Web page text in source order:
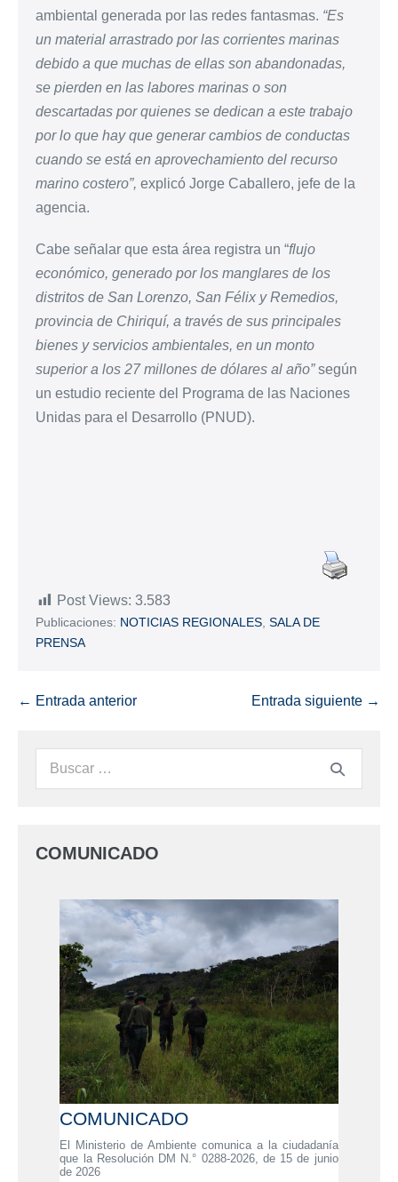
ambiental generada por las redes fantasmas. “Es
un material arrastrado por las corrientes marinas
debido a que muchas de ellas son abandonadas,
se pierden en las labores marinas o son
descartadas por quienes se dedican a este trabajo
por lo que hay que generar cambios de conductas
cuando se está en aprovechamiento del recurso
marino costero”, explicó Jorge Caballero, jefe de la
agencia.
Cabe señalar que esta área registra un “flujo
económico, generado por los manglares de los
distritos de San Lorenzo, San Félix y Remedios,
provincia de Chiriquí, a través de sus principales
bienes y servicios ambientales, en un monto
superior a los 27 millones de dólares al año”según
un estudio reciente del Programa de las Naciones
Unidas para el Desarrollo (PNUD).
Post Views: 3.583
Publicaciones: NOTICIAS REGIONALES SALA DE
PRENSA
← Entrada anterior Entrada siguiente →
COMUNICADO
COMUNICADO
El Ministerio de Ambiente comunica a la ciudadanía
que la Resolución DM N.° 0288-2026, de 15 de junio
de 2026